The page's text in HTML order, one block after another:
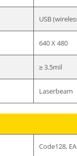
USB
640 X 480
≥ 3.5mil
Laserbeam
Code128,